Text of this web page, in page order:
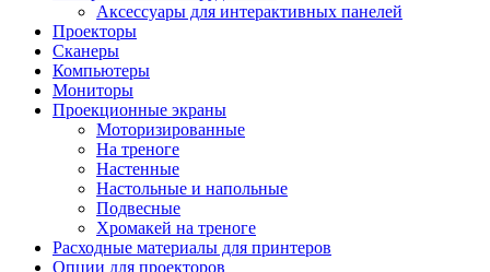
Аксессуары для интерактивных панелей
Проекторы
Сканеры
Компьютеры
Мониторы
Проекционные экраны
Моторизированные
На треноге
Настенные
Настольные и напольные
Подвесные
Хромакей на треноге
Расходные материалы для принтеров
Опции для проекторов